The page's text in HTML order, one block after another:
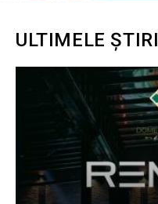
ULTIMELE ȘTIRI